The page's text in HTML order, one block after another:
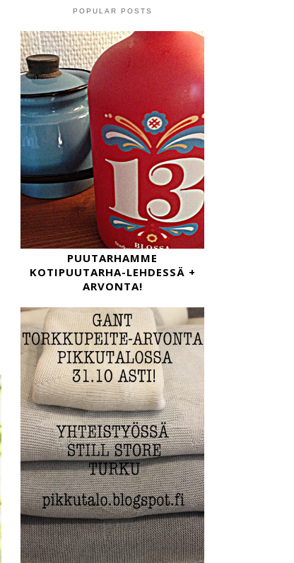
POPULAR POSTS
PUUTARHAMME
KOTIPUUTARHA-LEHDESSÄ +
ARVONTA!